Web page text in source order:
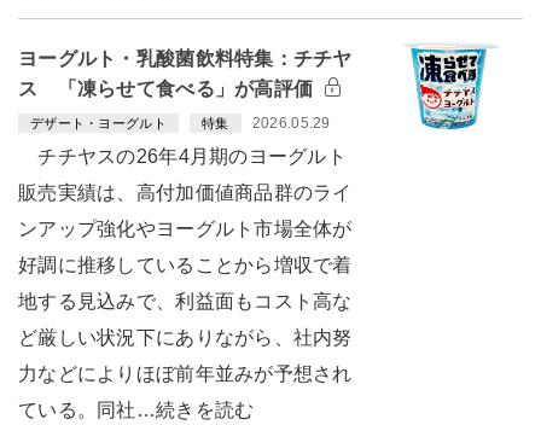
ヨーグルト・乳酸菌飲料特集：チチヤ
ス 「凍らせて食べる」が高評価
デザート・ヨーグルト 特集 2026.05.29
チチヤスの26年4月期のヨーグルト
販売実績は、高付加価値商品群のライ
ンアップ強化やヨーグルト市場全体が
好調に推移していることから増収で着
地する見込みで、利益面もコスト高な
ど厳しい状況下にありながら、社内努
力などによりほぼ前年並みが予想され
ている。同社…続きを読む